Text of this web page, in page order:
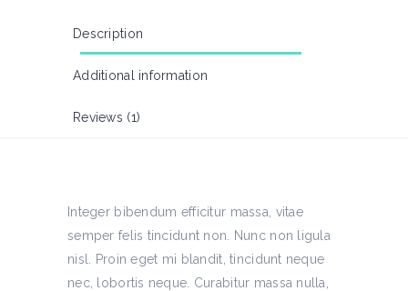
Description
Additional information
Reviews (1)
Integer bibendum efficitur massa, vitae
semper felis tincidunt non. Nunc non ligula
nisl. Proin eget mi blandit, tincidunt neque
nec, lobortis neque. Curabitur massa nulla,